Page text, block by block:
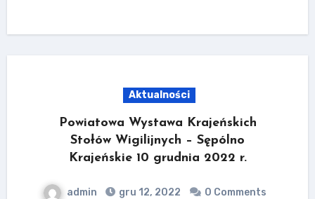
Aktualności
Powiatowa Wystawa Krajeńskich
Stołów Wigilijnych – Sępólno
Krajeńskie 10 grudnia 2022 r.
admin gru 12, 2022 0 Comments